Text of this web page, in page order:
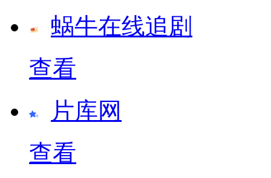
蜗牛在线追剧
查看
片库网
查看